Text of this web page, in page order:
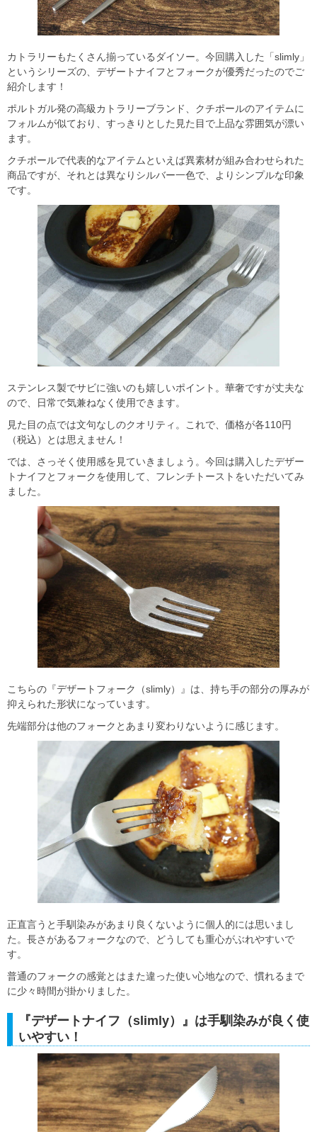
カトラリーもたくさん揃っているダイソー。今回購入した「slimly」
というシリーズの、デザートナイフとフォークが優秀だったのでご
紹介します！
ポルトガル発の高級カトラリーブランド、クチポールのアイテムに
フォルムが似ており、すっきりとした見た目で上品な雰囲気が漂い
ます。
クチポールで代表的なアイテムといえば異素材が組み合わせられた
商品ですが、それとは異なりシルバー一色で、よりシンプルな印象
です。
ステンレス製でサビに強いのも嬉しいポイント。華奢ですが丈夫な
ので、日常で気兼ねなく使用できます。
見た目の点では文句なしのクオリティ。これで、価格が各110円
（税込）とは思えません！
では、さっそく使用感を見ていきましょう。今回は購入したデザー
トナイフとフォークを使用して、フレンチトーストをいただいてみ
ました。
こちらの『デザートフォーク（slimly）』は、持ち手の部分の厚みが
抑えられた形状になっています。
先端部分は他のフォークとあまり変わりないように感じます。
正直言うと手馴染みがあまり良くないように個人的には思いまし
た。長さがあるフォークなので、どうしても重心がぶれやすいで
す。
普通のフォークの感覚とはまた違った使い心地なので、慣れるまで
に少々時間が掛かりました。
『デザートナイフ（slimly）』は手馴染みが良く使
いやすい！